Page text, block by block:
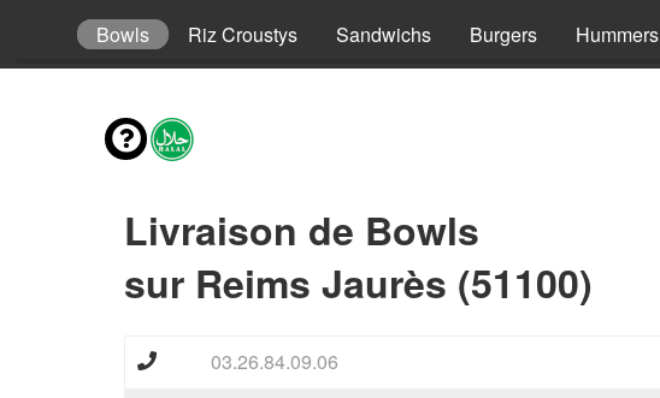
Bowls Riz Croustys Sandwichs Burgers Hummers
Livraison de Bowls
sur Reims Jaurès (51100)
03.26.84.09.06